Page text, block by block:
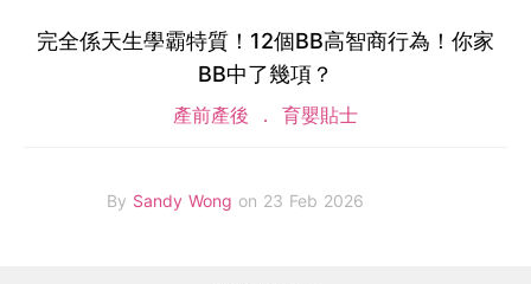
完全係天生學霸特質！12個BB高智商行為！你家
BB中了幾項？
產前產後 育嬰貼士
By Sandy Wong on 23 Feb 2026